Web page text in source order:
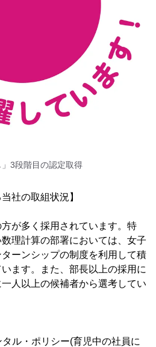
」3段階目の認定取得
社の取組状況】
が多く採用されています。特
理計算の部署においては、女子
ーンシップの制度を利用して積
ます。また、部長以上の採用に
人以上の候補者から選考してい
ル・ポリシー(育児中の社員に